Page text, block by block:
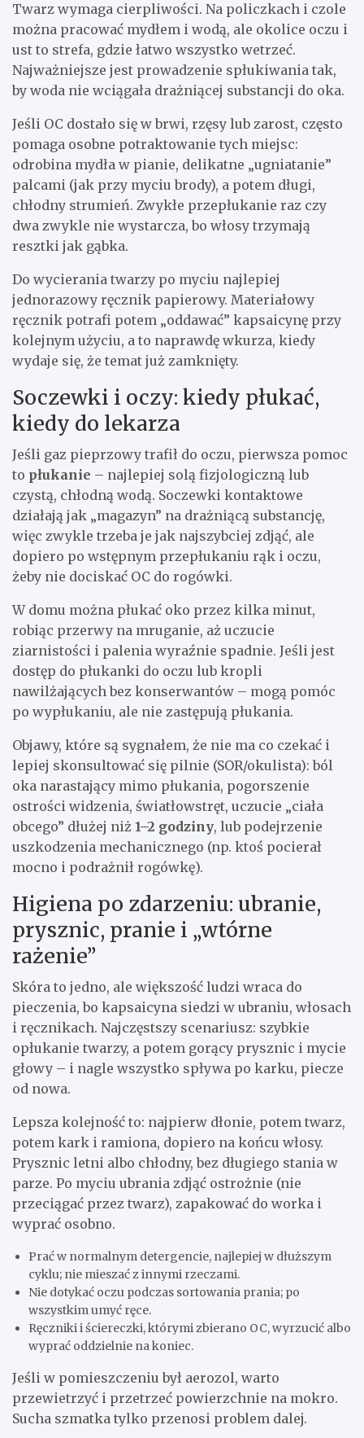
Twarz wymaga cierpliwości. Na policzkach i czole
można pracować mydłem i wodą, ale okolice oczu i
ust to strefa, gdzie łatwo wszystko wetrzeć.
Najważniejsze jest prowadzenie spłukiwania tak,
by woda nie wciągała drażniącej substancji do oka.
Jeśli OC dostało się w brwi, rzęsy lub zarost, często
pomaga osobne potraktowanie tych miejsc:
odrobina mydła w pianie, delikatne „ugniatanie”
palcami (jak przy myciu brody), a potem długi,
chłodny strumień. Zwykłe przepłukanie raz czy
dwa zwykle nie wystarcza, bo włosy trzymają
resztki jak gąbka.
Do wycierania twarzy po myciu najlepiej
jednorazowy ręcznik papierowy. Materiałowy
ręcznik potrafi potem „oddawać” kapsaicynę przy
kolejnym użyciu, a to naprawdę wkurza, kiedy
wydaje się, że temat już zamknięty.
Soczewki i oczy: kiedy płukać,
kiedy do lekarza
Jeśli gaz pieprzowy trafił do oczu, pierwsza pomoc
to płukanie – najlepiej solą fizjologiczną lub
czystą, chłodną wodą. Soczewki kontaktowe
działają jak „magazyn” na drażniącą substancję,
więc zwykle trzeba je jak najszybciej zdjąć, ale
dopiero po wstępnym przepłukaniu rąk i oczu,
żeby nie dociskać OC do rogówki.
W domu można płukać oko przez kilka minut,
robiąc przerwy na mruganie, aż uczucie
ziarnistości i palenia wyraźnie spadnie. Jeśli jest
dostęp do płukanki do oczu lub kropli
nawilżających bez konserwantów – mogą pomóc
po wypłukaniu, ale nie zastępują płukania.
Objawy, które są sygnałem, że nie ma co czekać i
lepiej skonsultować się pilnie (SOR/okulista): ból
oka narastający mimo płukania, pogorszenie
ostrości widzenia, światłowstręt, uczucie „ciała
obcego” dłużej niż 1–2 godziny, lub podejrzenie
uszkodzenia mechanicznego (np. ktoś pocierał
mocno i podrażnił rogówkę).
Higiena po zdarzeniu: ubranie,
prysznic, pranie i „wtórne
rażenie”
Skóra to jedno, ale większość ludzi wraca do
pieczenia, bo kapsaicyna siedzi w ubraniu, włosach
i ręcznikach. Najczęstszy scenariusz: szybkie
opłukanie twarzy, a potem gorący prysznic i mycie
głowy – i nagle wszystko spływa po karku, piecze
od nowa.
Lepsza kolejność to: najpierw dłonie, potem twarz,
potem kark i ramiona, dopiero na końcu włosy.
Prysznic letni albo chłodny, bez długiego stania w
parze. Po myciu ubrania zdjąć ostrożnie (nie
przeciągać przez twarz), zapakować do worka i
wyprać osobno.
Prać w normalnym detergencie, najlepiej w dłuższym
cyklu; nie mieszać z innymi rzeczami.
Nie dotykać oczu podczas sortowania prania; po
wszystkim umyć ręce.
Ręczniki i ściereczki, którymi zbierano OC, wyrzucić albo
wyprać oddzielnie na koniec.
Jeśli w pomieszczeniu był aerozol, warto
przewietrzyć i przetrzeć powierzchnie na mokro.
Sucha szmatka tylko przenosi problem dalej.